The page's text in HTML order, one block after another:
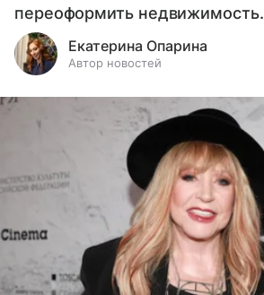
переоформить недвижимость.
Екатерина Опарина
Автор новостей